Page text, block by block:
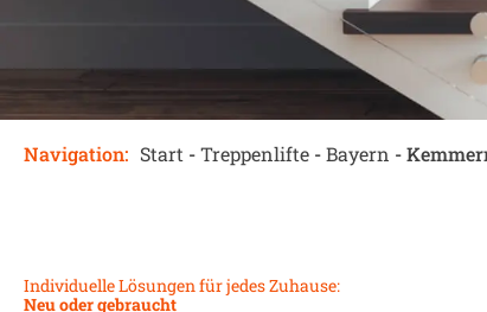
Navigation: Start -Treppenlifte -Bayern -
Individuelle Lösungen für jedes Zuhause:
Neu oder gebraucht